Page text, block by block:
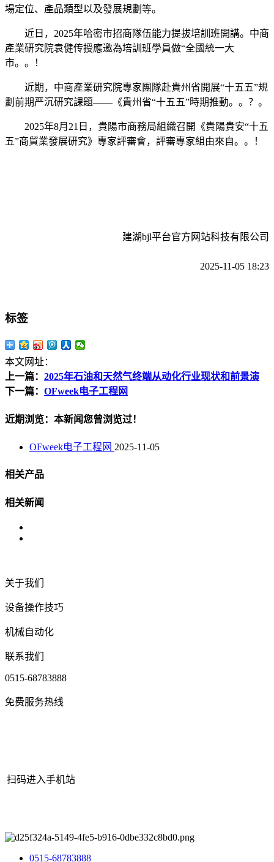
場定位、產品類型以及發展規劃等。
近日，2025年哈密市招商隊伍能力提拔培訓班開講。中商
產業研究院袁健传授應邀為培訓班學員做“全國統一大
市。。！
近期，中商產業研究院專家團隊赴貴州省開展“十五五”規
劃前期严沉研究課題——《貴州省“十五五”時期推動。。？。
2025年8月21日，貴陽市商務局組織召開《貴陽貴安“十五
五”商貿業發展研究》專家評審會，評審專家組由來自。。！
建湖bjl平台官方网站科技有限公司
2025-11-05 18:23
标签
本文网址：
上一篇： 2025年石油和天然气终端从动化行业现状和前景演
下一篇： OFweek电子工程网
近期浏览：本新闻您曾浏览过！
OFweek电子工程网 2025-11-05
相关产品
相关新闻
关于我们
设备操作技巧
机械自动化
联系我们
0515-68783888
免费服务热线
扫码进入手机站
0515-68783888